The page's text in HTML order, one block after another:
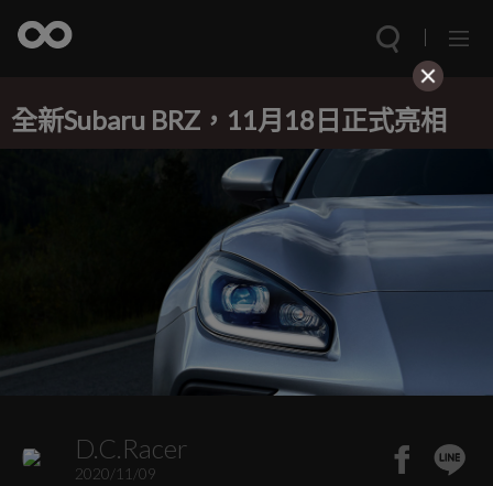
全新Subaru BRZ，11月18日正式亮相
D.C.Racer
2020/11/09